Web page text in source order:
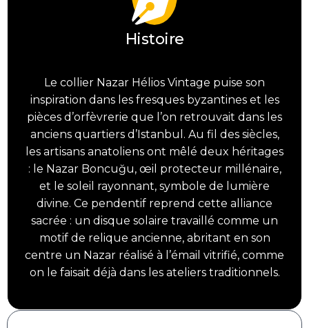
Histoire
Le collier Nazar Hélios Vintage puise son
inspiration dans les fresques byzantines et les
pièces d’orfèvrerie que l’on retrouvait dans les
anciens quartiers d’Istanbul. Au fil des siècles,
les artisans anatoliens ont mêlé deux héritages
: le Nazar Boncuğu, œil protecteur millénaire,
et le soleil rayonnant, symbole de lumière
divine. Ce pendentif reprend cette alliance
sacrée : un disque solaire travaillé comme un
motif de relique ancienne, abritant en son
centre un Nazar réalisé à l’émail vitrifié, comme
on le faisait déjà dans les ateliers traditionnels.